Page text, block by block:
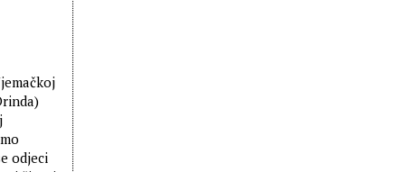
odjeci